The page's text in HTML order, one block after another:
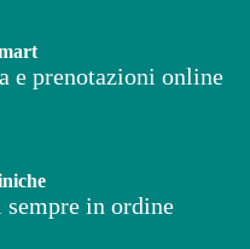
e prenotazioni online
sempre in ordine